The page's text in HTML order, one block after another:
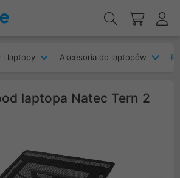
i laptopy Akcesoria do laptopów
laptopa Natec Tern 2